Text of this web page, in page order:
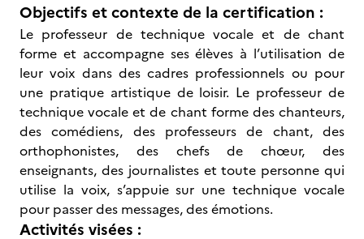
Objectifs et contexte de la certification :
Le professeur de technique vocale et de chant
forme et accompagne ses élèves à l’utilisation de
leur voix dans des cadres professionnels ou pour
une pratique artistique de loisir. Le professeur de
technique vocale et de chant forme des chanteurs,
des comédiens, des professeurs de chant, des
orthophonistes, des chefs de chœur, des
enseignants, des journalistes et toute personne qui
utilise la voix, s’appuie sur une technique vocale
pour passer des messages, des émotions.
Activités visées :